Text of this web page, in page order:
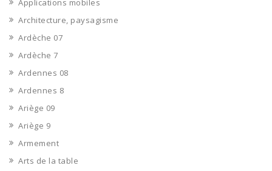
Applications mobiles
Architecture, paysagisme
Ardèche 07
Ardèche 7
Ardennes 08
Ardennes 8
Ariège 09
Ariège 9
Armement
Arts de la table